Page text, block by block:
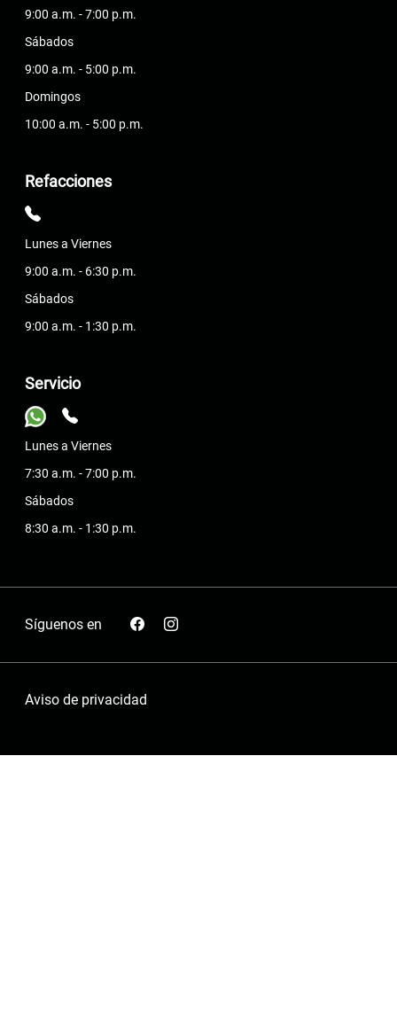
9:00 a.m. - 7:00 p.m.
Sábados
9:00 a.m. - 5:00 p.m.
Domingos
10:00 a.m. - 5:00 p.m.
Refacciones
Lunes a Viernes
9:00 a.m. - 6:30 p.m.
Sábados
9:00 a.m. - 1:30 p.m.
Servicio
Lunes a Viernes
7:30 a.m. - 7:00 p.m.
Sábados
8:30 a.m. - 1:30 p.m.
Síguenos en
Aviso de privacidad